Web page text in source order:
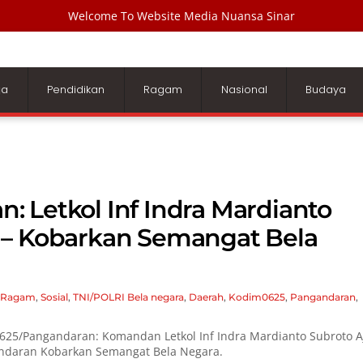
Welcome To Website Media Nuansa Sinar
Pendidikan Ragam Nasional Budaya
Letkol Inf Indra Mardianto
Kobarkan Semangat Bela
Ragam, Sosial, TNI/POLRI Bela negara, Daerah, Kodim0625, Pangandaran,
Pangandaran: Komandan Letkol Inf Indra Mardianto Subroto
Kobarkan Semangat Bela Negara.